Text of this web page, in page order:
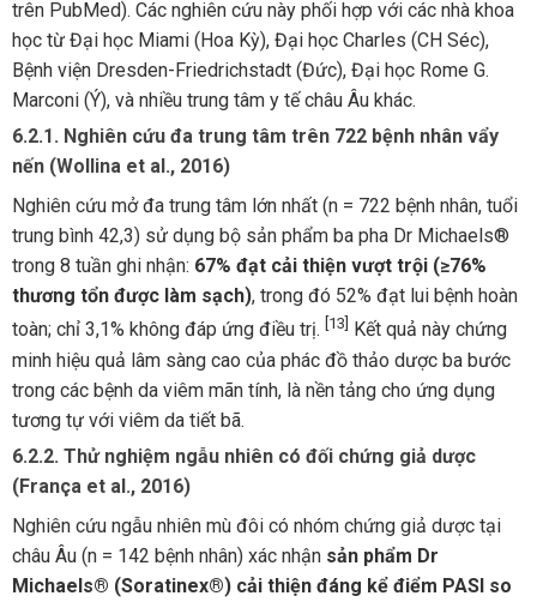
trên PubMed). Các nghiên cứu này phối hợp với các nhà khoa
học từ Đại học Miami (Hoa Kỳ), Đại học Charles (CH Séc),
Bệnh viện Dresden-Friedrichstadt (Đức), Đại học Rome G.
Marconi (Ý), và nhiều trung tâm y tế châu Âu khác.
6.2.1. Nghiên cứu đa trung tâm trên 722 bệnh nhân vẩy
nến (Wollina et al., 2016)
Nghiên cứu mở đa trung tâm lớn nhất (n = 722 bệnh nhân, tuổi
trung bình 42,3) sử dụng bộ sản phẩm ba pha Dr Michaels®
trong 8 tuần ghi nhận: 67% đạt cải thiện vượt trội (≥76%
thương tổn được làm sạch), trong đó 52% đạt lui bệnh hoàn
toàn; chỉ 3,1% không đáp ứng điều trị. [13]
Kết quả này chứng
minh hiệu quả lâm sàng cao của phác đồ thảo dược ba bước
trong các bệnh da viêm mãn tính, là nền tảng cho ứng dụng
tương tự với viêm da tiết bã.
6.2.2. Thử nghiệm ngẫu nhiên có đối chứng giả dược
(França et al., 2016)
Nghiên cứu ngẫu nhiên mù đôi có nhóm chứng giả dược tại
châu Âu (n = 142 bệnh nhân) xác nhận sản phẩm Dr
Michaels® (Soratinex®) cải thiện đáng kể điểm PASI so